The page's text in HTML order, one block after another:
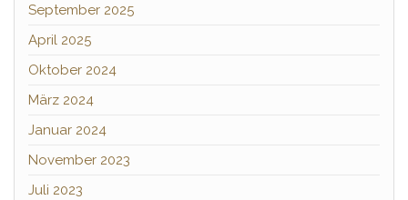
September 2025
April 2025
Oktober 2024
März 2024
Januar 2024
November 2023
Juli 2023